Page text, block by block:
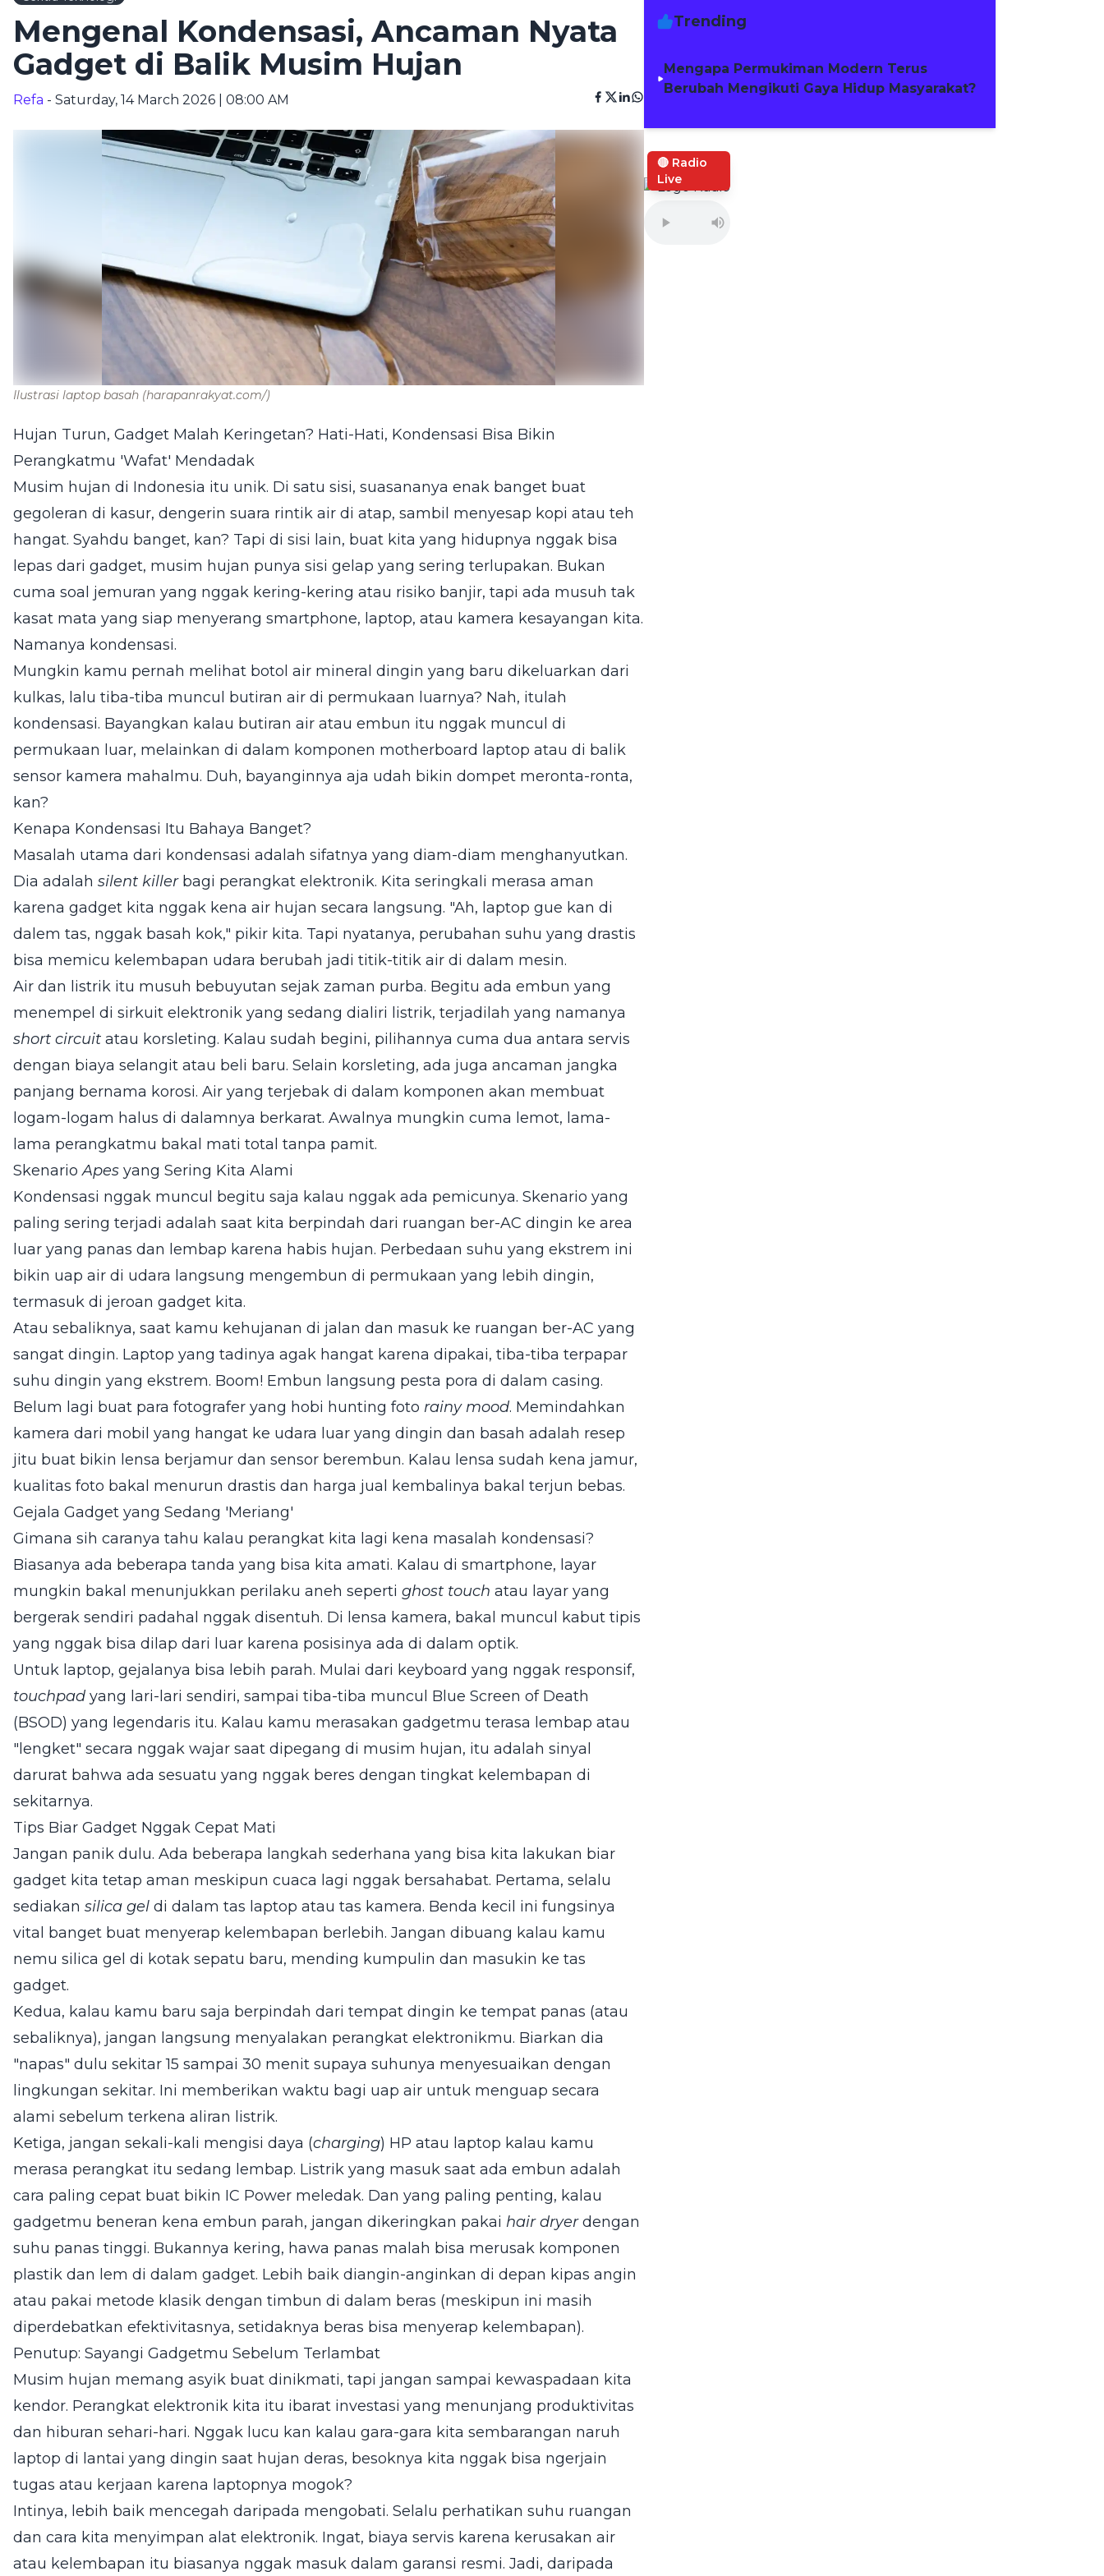
Mengenal Kondensasi, Ancaman Nyata
Gadget di Balik Musim Hujan
Refa - Saturday, 14 March 2026 | 08:00 AM
Ilustrasi laptop basah (harapanrakyat.com/)
Hujan Turun, Gadget Malah Keringetan? Hati-Hati, Kondensasi Bisa Bikin
Perangkatmu 'Wafat' Mendadak
Musim hujan di Indonesia itu unik. Di satu sisi, suasananya enak banget buat
gegoleran di kasur, dengerin suara rintik air di atap, sambil menyesap kopi atau teh
hangat. Syahdu banget, kan? Tapi di sisi lain, buat kita yang hidupnya nggak bisa
lepas dari gadget, musim hujan punya sisi gelap yang sering terlupakan. Bukan
cuma soal jemuran yang nggak kering-kering atau risiko banjir, tapi ada musuh tak
kasat mata yang siap menyerang smartphone, laptop, atau kamera kesayangan kita.
Namanya kondensasi.
Mungkin kamu pernah melihat botol air mineral dingin yang baru dikeluarkan dari
kulkas, lalu tiba-tiba muncul butiran air di permukaan luarnya? Nah, itulah
kondensasi. Bayangkan kalau butiran air atau embun itu nggak muncul di
permukaan luar, melainkan di dalam komponen motherboard laptop atau di balik
sensor kamera mahalmu. Duh, bayanginnya aja udah bikin dompet meronta-ronta,
kan?
Kenapa Kondensasi Itu Bahaya Banget?
Masalah utama dari kondensasi adalah sifatnya yang diam-diam menghanyutkan.
Dia adalah silent killerbagi perangkat elektronik. Kita seringkali merasa aman
karena gadget kita nggak kena air hujan secara langsung. "Ah, laptop gue kan di
dalem tas, nggak basah kok," pikir kita. Tapi nyatanya, perubahan suhu yang drastis
bisa memicu kelembapan udara berubah jadi titik-titik air di dalam mesin.
Air dan listrik itu musuh bebuyutan sejak zaman purba. Begitu ada embun yang
menempel di sirkuit elektronik yang sedang dialiri listrik, terjadilah yang namanya
short circuit atau korsleting. Kalau sudah begini, pilihannya cuma dua antara servis
dengan biaya selangit atau beli baru. Selain korsleting, ada juga ancaman jangka
panjang bernama korosi. Air yang terjebak di dalam komponen akan membuat
logam-logam halus di dalamnya berkarat. Awalnya mungkin cuma lemot, lama-
lama perangkatmu bakal mati total tanpa pamit.
SkenarioApes yang Sering Kita Alami
Kondensasi nggak muncul begitu saja kalau nggak ada pemicunya. Skenario yang
paling sering terjadi adalah saat kita berpindah dari ruangan ber-AC dingin ke area
luar yang panas dan lembap karena habis hujan. Perbedaan suhu yang ekstrem ini
bikin uap air di udara langsung mengembun di permukaan yang lebih dingin,
termasuk di jeroan gadget kita.
Atau sebaliknya, saat kamu kehujanan di jalan dan masuk ke ruangan ber-AC yang
sangat dingin. Laptop yang tadinya agak hangat karena dipakai, tiba-tiba terpapar
suhu dingin yang ekstrem. Boom! Embun langsung pesta pora di dalam casing.
Belum lagi buat para fotografer yang hobi hunting foto rainy mood. Memindahkan
kamera dari mobil yang hangat ke udara luar yang dingin dan basah adalah resep
jitu buat bikin lensa berjamur dan sensor berembun. Kalau lensa sudah kena jamur,
kualitas foto bakal menurun drastis dan harga jual kembalinya bakal terjun bebas.
Gejala Gadget yang Sedang 'Meriang'
Gimana sih caranya tahu kalau perangkat kita lagi kena masalah kondensasi?
Biasanya ada beberapa tanda yang bisa kita amati. Kalau di smartphone, layar
mungkin bakal menunjukkan perilaku aneh seperti ghost touch atau layar yang
bergerak sendiri padahal nggak disentuh. Di lensa kamera, bakal muncul kabut tipis
yang nggak bisa dilap dari luar karena posisinya ada di dalam optik.
Untuk laptop, gejalanya bisa lebih parah. Mulai dari keyboard yang nggak responsif,
touchpad yang lari-lari sendiri, sampai tiba-tiba muncul Blue Screen of Death
(BSOD) yang legendaris itu. Kalau kamu merasakan gadgetmu terasa lembap atau
"lengket" secara nggak wajar saat dipegang di musim hujan, itu adalah sinyal
darurat bahwa ada sesuatu yang nggak beres dengan tingkat kelembapan di
sekitarnya.
Tips Biar Gadget Nggak Cepat Mati
Jangan panik dulu. Ada beberapa langkah sederhana yang bisa kita lakukan biar
gadget kita tetap aman meskipun cuaca lagi nggak bersahabat. Pertama, selalu
sediakan silica gel di dalam tas laptop atau tas kamera. Benda kecil ini fungsinya
vital banget buat menyerap kelembapan berlebih. Jangan dibuang kalau kamu
nemu silica gel di kotak sepatu baru, mending kumpulin dan masukin ke tas
gadget.
Kedua, kalau kamu baru saja berpindah dari tempat dingin ke tempat panas (atau
sebaliknya), jangan langsung menyalakan perangkat elektronikmu. Biarkan dia
"napas" dulu sekitar 15 sampai 30 menit supaya suhunya menyesuaikan dengan
lingkungan sekitar. Ini memberikan waktu bagi uap air untuk menguap secara
alami sebelum terkena aliran listrik.
Ketiga, jangan sekali-kali mengisi daya (charging) HP atau laptop kalau kamu
merasa perangkat itu sedang lembap. Listrik yang masuk saat ada embun adalah
cara paling cepat buat bikin IC Power meledak. Dan yang paling penting, kalau
gadgetmu beneran kena embun parah, jangan dikeringkan pakai hair dryerdengan
suhu panas tinggi. Bukannya kering, hawa panas malah bisa merusak komponen
plastik dan lem di dalam gadget. Lebih baik diangin-anginkan di depan kipas angin
atau pakai metode klasik dengan timbun di dalam beras (meskipun ini masih
diperdebatkan efektivitasnya, setidaknya beras bisa menyerap kelembapan).
Penutup: Sayangi Gadgetmu Sebelum Terlambat
Musim hujan memang asyik buat dinikmati, tapi jangan sampai kewaspadaan kita
kendor. Perangkat elektronik kita itu ibarat investasi yang menunjang produktivitas
dan hiburan sehari-hari. Nggak lucu kan kalau gara-gara kita sembarangan naruh
laptop di lantai yang dingin saat hujan deras, besoknya kita nggak bisa ngerjain
tugas atau kerjaan karena laptopnya mogok?
Intinya, lebih baik mencegah daripada mengobati. Selalu perhatikan suhu ruangan
dan cara kita menyimpan alat elektronik. Ingat, biaya servis karena kerusakan air
atau kelembapan itu biasanya nggak masuk dalam garansi resmi. Jadi, daripada
Trending
Mengapa Permukiman Modern Terus
Berubah Mengikuti Gaya Hidup Masyarakat?
🔴 Radio
Live